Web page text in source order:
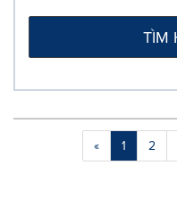
TÌM
« 1 2